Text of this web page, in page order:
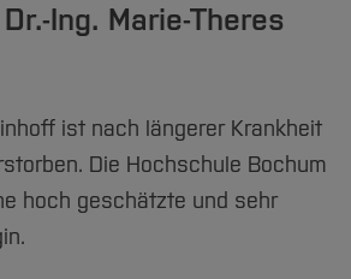
Ing. Marie-Theres
ist nach längerer Krankheit
Die Hochschule Bochum
hoch geschätzte und sehr